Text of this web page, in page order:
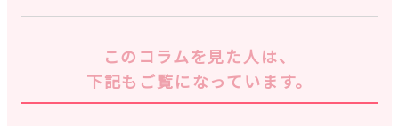
このコラムを見た人は、
下記もご覧になっています。